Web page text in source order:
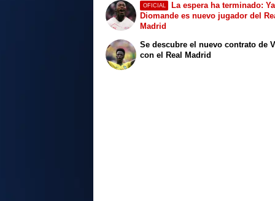
OFICIAL
La espera ha terminado:
Diomande es nuevo jugador del
Madrid
Se descubre el nuevo contrato de
con el Real Madrid